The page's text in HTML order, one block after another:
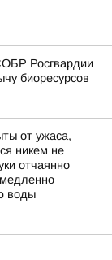
Росгвардии
биоресурсов
от ужаса,
никем не
отчаянно
воды